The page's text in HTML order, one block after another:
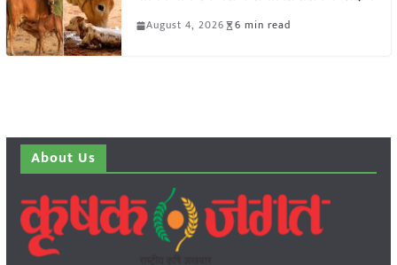
August 4, 2026 6 min read
About Us